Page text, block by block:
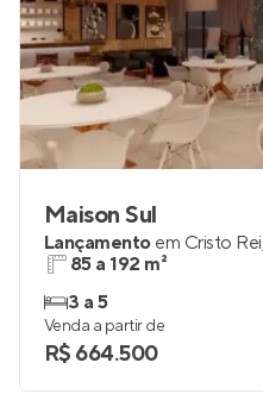
Maison Sul
Lançamento em Cristo Rei
85 a 192 m²
3 a 5
Venda a partir de
R$ 664.500